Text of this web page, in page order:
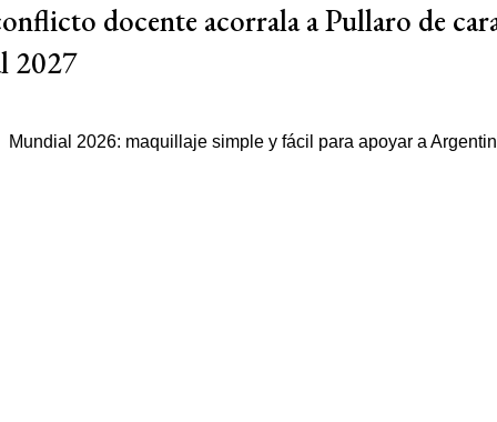
docente acorrala a Pullaro de
2027